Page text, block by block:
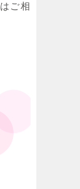
はご相